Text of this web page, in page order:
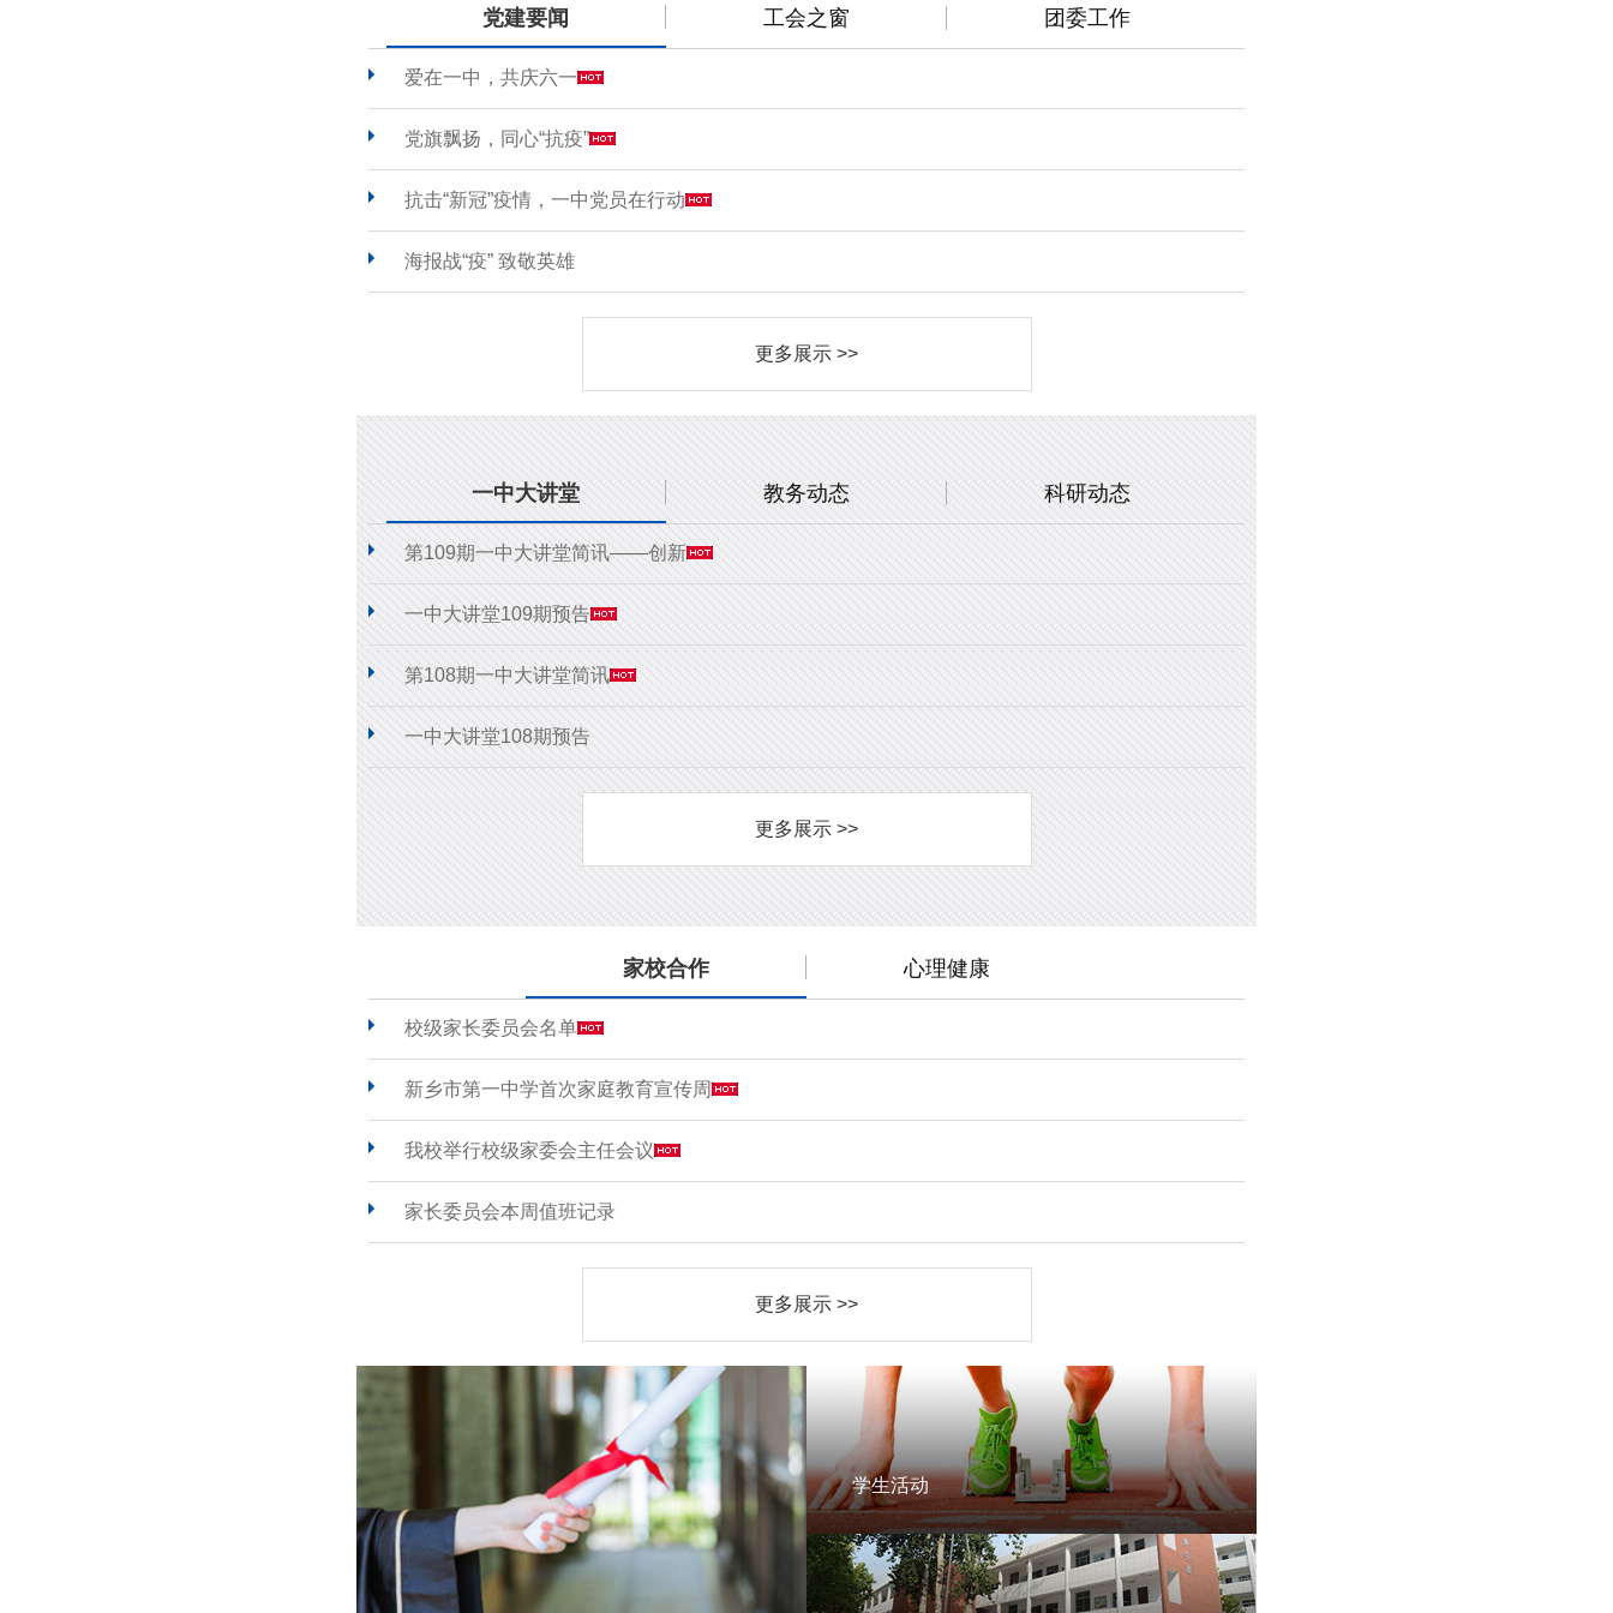
党建要闻 工会之窗 团委工作
爱在一中，共庆六一
党旗飘扬，同心“抗疫”
抗击“新冠”疫情，一中党员在行动
海报战“疫” 致敬英雄
更多展示 >>
一中大讲堂 教务动态 科研动态
第109期一中大讲堂简讯——创新
一中大讲堂109期预告
第108期一中大讲堂简讯
一中大讲堂108期预告
更多展示 >>
家校合作 心理健康
校级家长委员会名单
新乡市第一中学首次家庭教育宣传周
我校举行校级家委会主任会议
家长委员会本周值班记录
更多展示 >>
学生活动
学生活动